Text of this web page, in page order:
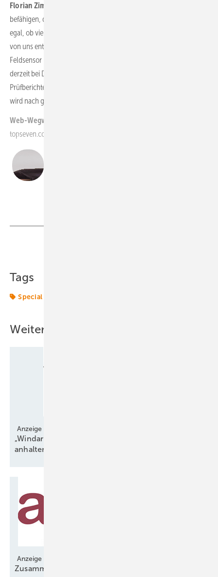
Florian Zimmer:
befähigen, die Technologie selbstständig einzusetzen. Es ist für sie
egal, ob viel oder wenig Erfahrung, ein Kinderspiel. Wir stellen die
von uns entwickelte Software und unsere Hardware – den 3D-
Feldsensor und den Signalgenerator – zur Verfügung. Diese kann
derzeit bei DJI-Drohnen des Typs M300 eingesetzt werden. Die
Prüfberichte können automatisiert erstellt werden. Abgerechnet
wird nach geflogenen Inspektionen.
Web-Wegweiser:
topseven.com
Tags
Special
Weitere Inhalte
Anzeige
„Windarme und -reiche Phasen können länger
anhalten“
Anzeige
Zusammenarbeit für langfristige